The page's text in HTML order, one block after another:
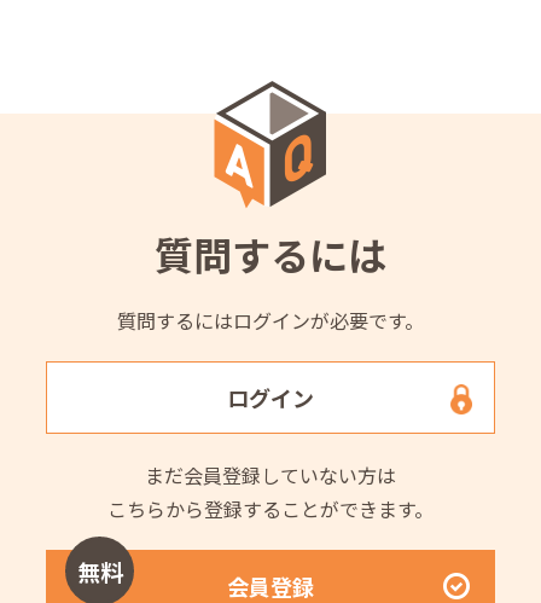
質問するには
質問するにはログインが必要です。
ログイン
まだ会員登録していない方は
こちらから登録することができます。
無料 会員登録